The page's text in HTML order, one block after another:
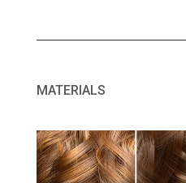
MATERIALS